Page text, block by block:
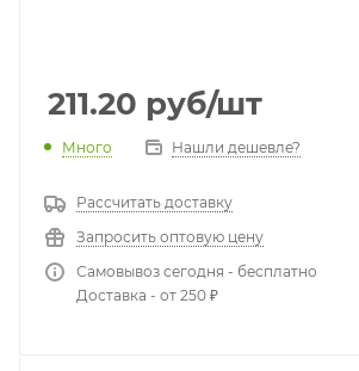
211.20 руб/шт
Много Нашли дешевле?
Рассчитать доставку
Запросить оптовую цену
Самовывоз сегодня - бесплатно
Доставка - от 250 ₽